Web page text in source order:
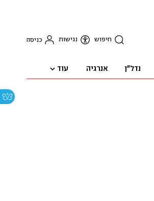
חיפוש נגישות כניסה
נדל"ן אנרגיה עוד